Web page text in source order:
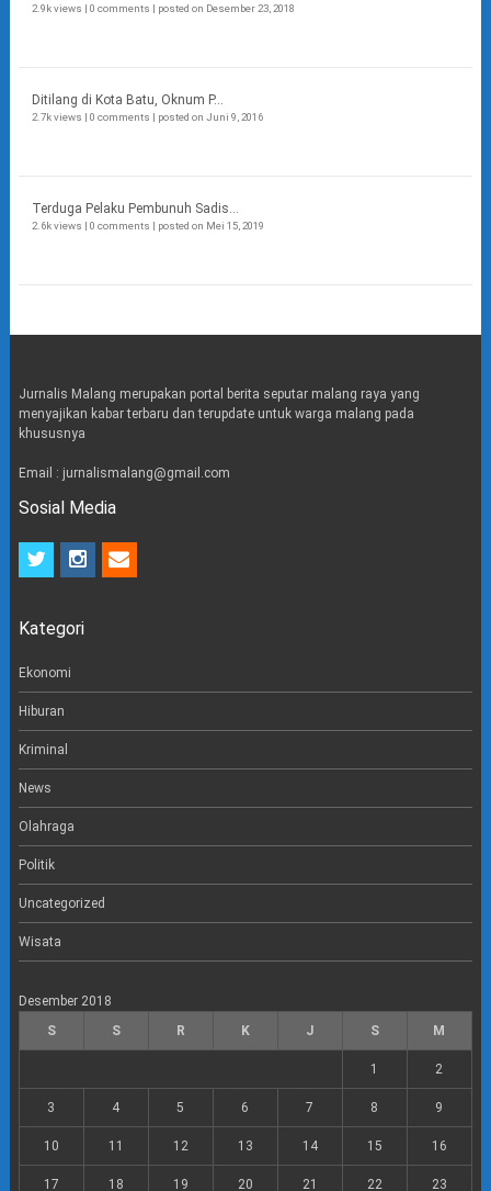
2.9k views | 0 comments | posted on Desember 23, 2018
Ditilang di Kota Batu, Oknum P...
2.7k views | 0 comments | posted on Juni 9, 2016
Terduga Pelaku Pembunuh Sadis...
2.6k views | 0 comments | posted on Mei 15, 2019
Jurnalis Malang merupakan portal berita seputar malang raya yang
menyajikan kabar terbaru dan terupdate untuk warga malang pada
khususnya
Email : jurnalismalang@gmail.com
Sosial Media
t
t
r
i
n
a
e
m
Kategori
Ekonomi
Hiburan
Kriminal
News
Olahraga
Politik
Uncategorized
Wisata
Desember 2018
S
S R K J S M
1 2
3 4 5 6 7 8 9
10 11 12 13 14 15 16
17 18 19 20 21 22 23